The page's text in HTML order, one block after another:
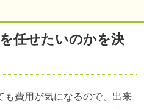
任せたいのかを決
も費用が気になるので、出来